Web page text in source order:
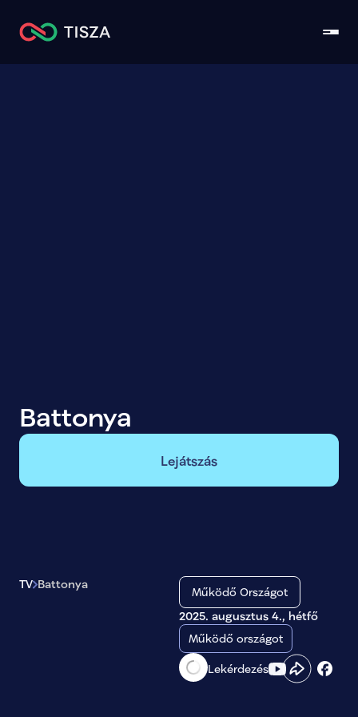
Battonya
Lejátszás
TV Battonya
Működő Országot
2025. augusztus 4., hétfő
Működő országot
Lekérdezés